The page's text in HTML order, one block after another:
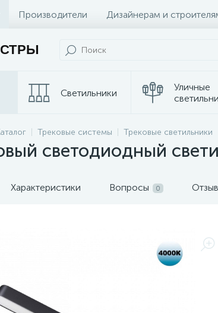
Производители Дизайнерам и
Светильники
Уличные
Трековые
Трековые системы Трековые светильники
светодиодный
Характеристики Вопросы 0